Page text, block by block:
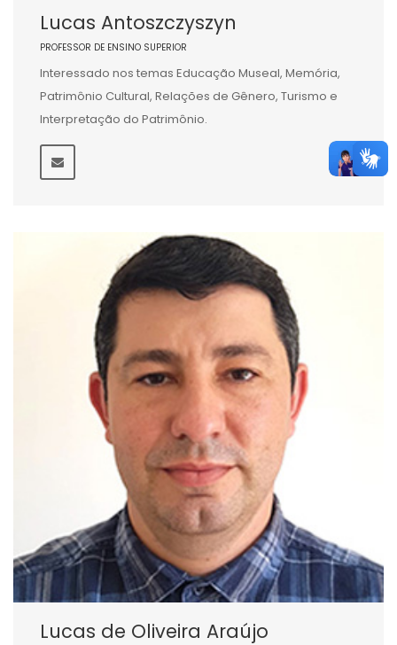
Lucas Antoszczyszyn
PROFESSOR DE ENSINO SUPERIOR
Interessado nos temas Educação Museal, Memória,
Patrimônio Cultural, Relações de Gênero, Turismo e
Interpretação do Patrimônio.
Lucas de Oliveira Araújo